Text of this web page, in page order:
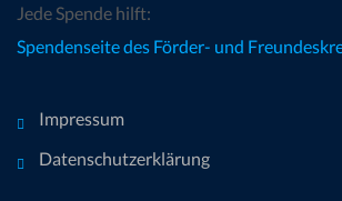
Jede Spende hilft:
Spendenseite des Förder- und
Impressum
Datenschutzerklärung